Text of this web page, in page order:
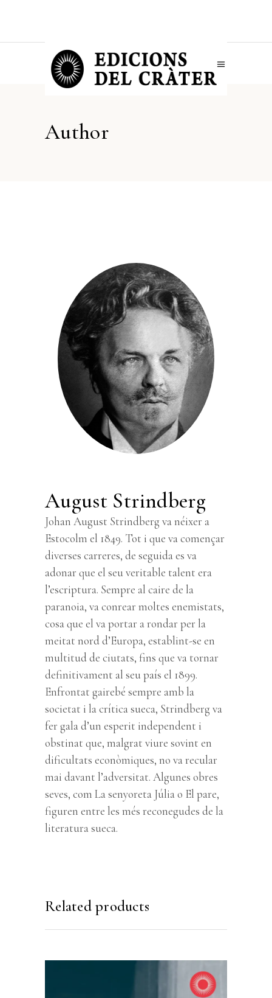
Author
August Strindberg
Johan August Strindberg va néixer a
Estocolm el 1849. Tot i que va començar
diverses carreres, de seguida es va
adonar que el seu veritable talent era
l’escriptura. Sempre al caire de la
paranoia, va conrear moltes enemistats,
cosa que el va portar a rondar per la
meitat nord d’Europa, establint-se en
multitud de ciutats, fins que va tornar
definitivament al seu país el 1899.
Enfrontat gairebé sempre amb la
societat i la crítica sueca, Strindberg va
fer gala d’un esperit independent i
obstinat que, malgrat viure sovint en
dificultats econòmiques, no va recular
mai davant l’adversitat. Algunes obres
seves, com La senyoreta Júlia o El pare,
figuren entre les més reconegudes de la
literatura sueca.
Related products